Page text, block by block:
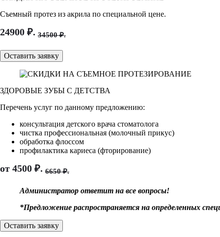
Съемный протез из акрила по специальной цене.
24900 ₽. 34500 ₽.
Оставить заявку
ЗДОРОВЫЕ ЗУБЫ С ДЕТСТВА
Перечень услуг по данному предложению:
консультация детского врача стоматолога
чистка профессиональная (молочный прикус)
обработка флоссом
профилактика кариеса (фторирование)
от 4500 ₽. 6650 ₽.
Администратор ответит на все вопросы!
*Предложение распространяется на определенных
Оставить заявку